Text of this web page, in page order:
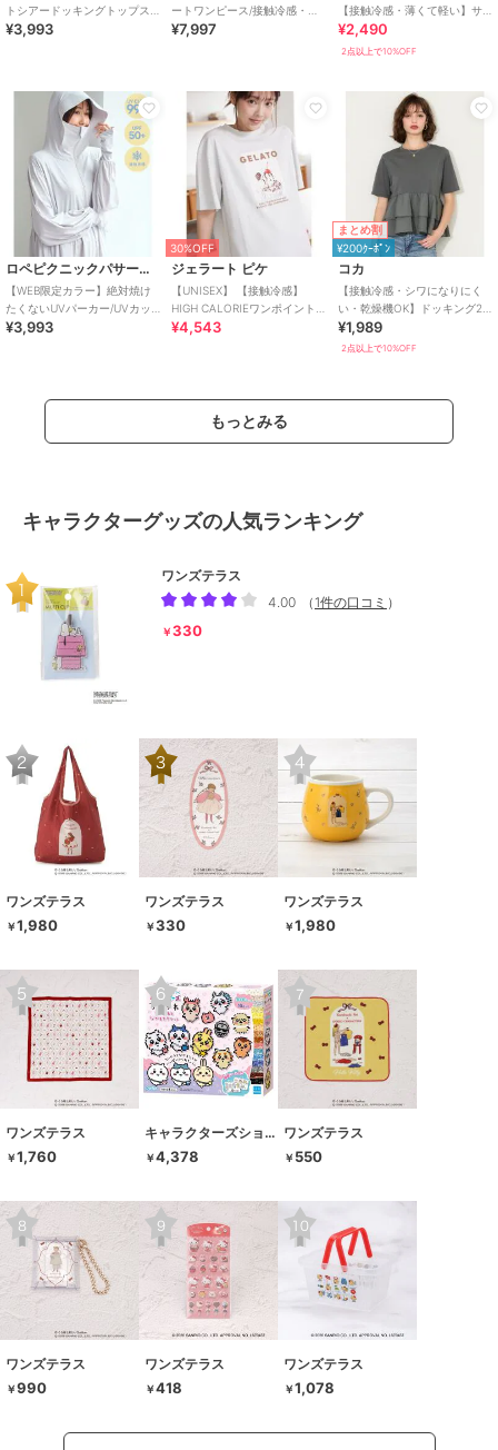
トシアードッキングトップス/
着丈が選べる・UVカット・接
¥3,993
ートワンピース/接触冷感・防
シワ・リンクコーデ
¥7,997
【接触冷感・薄くて軽い】サ
マーデニムウエストゴムイー
ジーパンツ 全4色
¥2,490
2点以上で10%OFF
ロペピクニックパサージュ
【WEB限定カラー】絶対焼け
たくないUVパーカー/UVカッ
ト・接触冷感
¥3,993
30%OFF
ジェラート ピケ
【UNISEX】 【接触冷感】
HIGH CALORIEワンポイントT
シャツ
¥4,543
まとめ割
¥200ｸｰﾎﾟﾝ
コカ
【接触冷感・シワになりにく
い・乾燥機OK】ドッキング2
段フリルTシャツ 全2色
¥1,989
2点以上で10%OFF
もっとみる
キャラクターグッズの人気ランキング
ワンズテラス
4.00
（ 1件の口コミ ）
￥330
ワンズテラス
￥1,980
ワンズテラス
￥330
ワンズテラス
￥1,980
ワンズテラス
￥1,760
キャラクターズショップ ラフラフ
￥4,378
ワンズテラス
￥ 550
ワンズテラス
￥990
ワンズテラス
￥418
ワンズテラス
￥1,078